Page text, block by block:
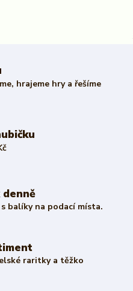
hrajeme hry a řešíme
balíky na podací místa.
raritky a těžko